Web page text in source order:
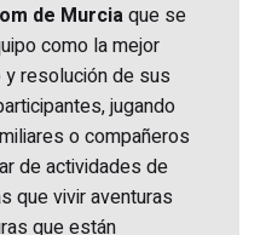
de Murciaque se
como la mejor
resolución de sus
jugando
o compañeros
de actividades de
que vivir aventuras
que están